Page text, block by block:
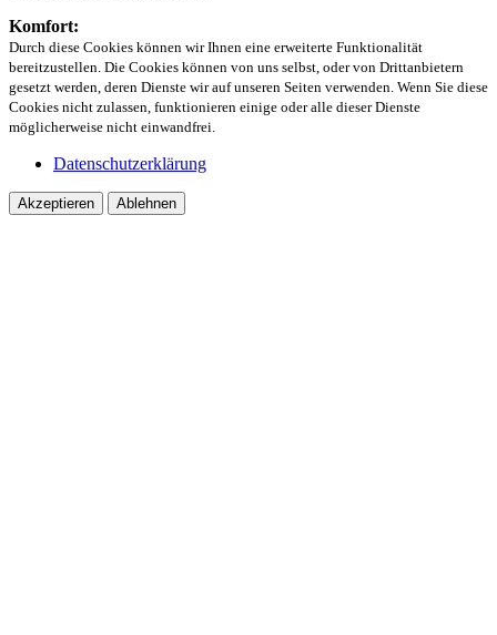
Komfort:
Durch diese Cookies können wir Ihnen eine erweiterte Funktionalität
bereitzustellen. Die Cookies können von uns selbst, oder von Drittanbietern
gesetzt werden, deren Dienste wir auf unseren Seiten verwenden. Wenn Sie diese
Cookies nicht zulassen, funktionieren einige oder alle dieser Dienste
möglicherweise nicht einwandfrei.
Datenschutzerklärung
Akzeptieren Ablehnen